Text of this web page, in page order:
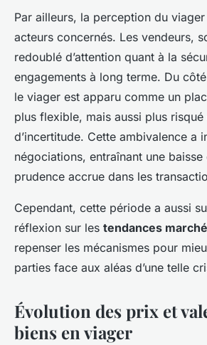
Par ailleurs, la perception du
acteurs concernés. Les vendeurs,
redoublé d’attention quant à la
engagements à long terme. Du
le viager est apparu comme un
plus flexible, mais aussi plus
d’incertitude. Cette ambivalence a
négociations, entraînant une
prudence accrue dans les
Cependant, cette période a aussi
réflexion sur les tendances
repenser les mécanismes pour
parties face aux aléas d’une telle
Évolution des prix et
biens en viager